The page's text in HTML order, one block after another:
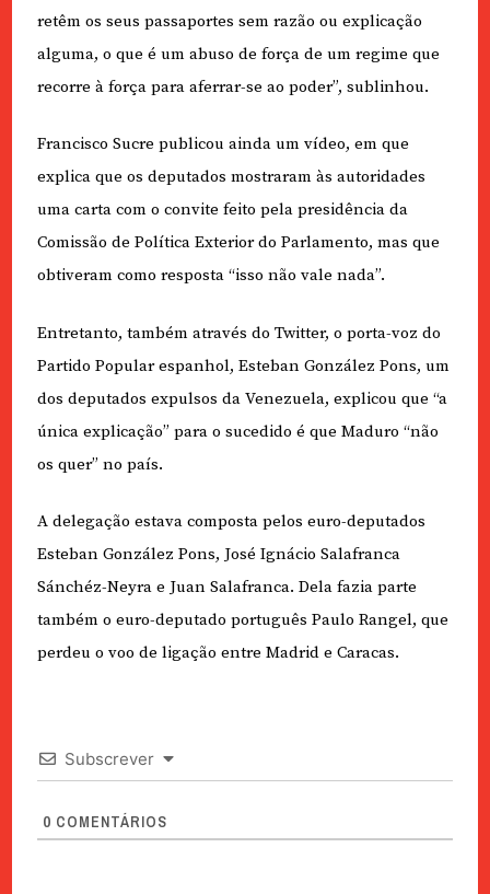
retêm os seus passaportes sem razão ou explicação
alguma, o que é um abuso de força de um regime que
recorre à força para aferrar-se ao poder”, sublinhou.
Francisco Sucre publicou ainda um vídeo, em que
explica que os deputados mostraram às autoridades
uma carta com o convite feito pela presidência da
Comissão de Política Exterior do Parlamento, mas que
obtiveram como resposta “isso não vale nada”.
Entretanto, também através do Twitter, o porta-voz do
Partido Popular espanhol, Esteban González Pons, um
dos deputados expulsos da Venezuela, explicou que “a
única explicação” para o sucedido é que Maduro “não
os quer” no país.
A delegação estava composta pelos euro-deputados
Esteban González Pons, José Ignácio Salafranca
Sánchéz-Neyra e Juan Salafranca. Dela fazia parte
também o euro-deputado português Paulo Rangel, que
perdeu o voo de ligação entre Madrid e Caracas.
Subscrever
0 COMENTÁRIOS